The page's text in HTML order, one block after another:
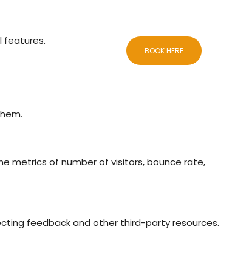
features.
metrics of number of visitors, bounce rate,
feedback and other third-party resources.
BOOK HERE